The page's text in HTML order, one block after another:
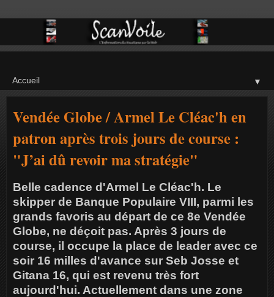
▼
Vendée Globe / Armel Le Cléac'h en
patron après trois jours de course :
"J’ai dû revoir ma stratégie"
Belle cadence d'Armel Le Cléac'h. Le
skipper de Banque Populaire VIII, parmi les
grands favoris au départ de ce 8e Vendée
Globe, ne déçoit pas. Après 3 jours de
course, il occupe la place de leader avec ce
soir 16 milles d'avance sur Seb Josse et
Gitana 16, qui est revenu très fort
aujourd'hui. Actuellement dans une zone